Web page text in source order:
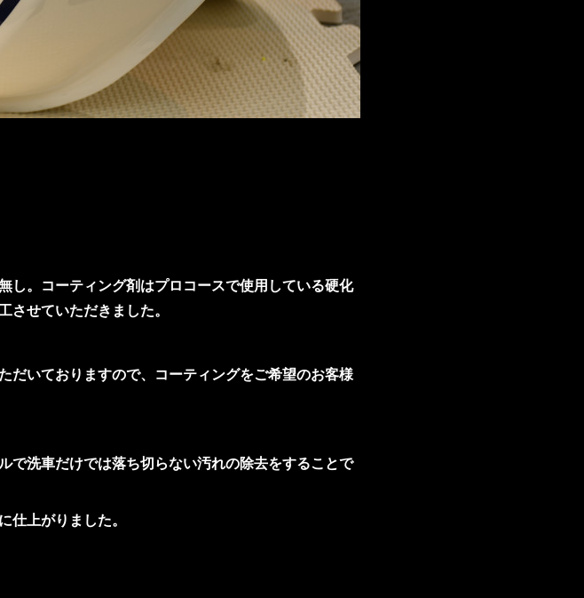
し。コーティング剤はプロコースで使用している硬化
せていただきました。
だいておりますので、コーティングをご希望のお客様
で洗車だけでは落ち切らない汚れの除去をすることで
上がりました。